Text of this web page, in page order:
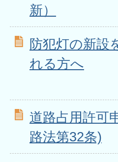
新）
防犯灯の新設
れる方へ
道路占用許可
路法第32条)